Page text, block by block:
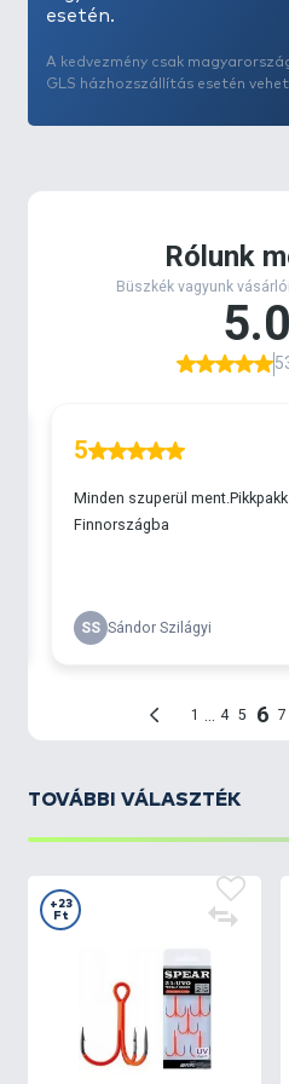
lazacok.
Mint minden modern BKK
crank, minnow és
esetén.
A kedvezmény csak
GLS házhozszállítás esetén
TOVÁBBI VÁLASZTÉK
+23
Ft